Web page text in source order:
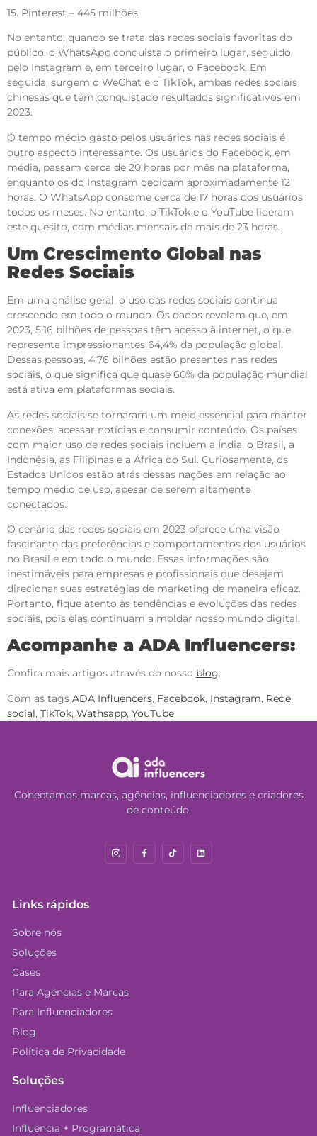
15. Pinterest – 445 milhões
No entanto, quando se trata das redes sociais favoritas do
público, o WhatsApp conquista o primeiro lugar, seguido
pelo Instagram e, em terceiro lugar, o Facebook. Em
seguida, surgem o WeChat e o TikTok, ambas redes sociais
chinesas que têm conquistado resultados significativos em
2023.
O tempo médio gasto pelos usuários nas redes sociais é
outro aspecto interessante. Os usuários do Facebook, em
média, passam cerca de 20 horas por mês na plataforma,
enquanto os do Instagram dedicam aproximadamente 12
horas. O WhatsApp consome cerca de 17 horas dos usuários
todos os meses. No entanto, o TikTok e o YouTube lideram
este quesito, com médias mensais de mais de 23 horas.
Um Crescimento Global nas
Redes Sociais
Em uma análise geral, o uso das redes sociais continua
crescendo em todo o mundo. Os dados revelam que, em
2023, 5,16 bilhões de pessoas têm acesso à internet, o que
representa impressionantes 64,4% da população global.
Dessas pessoas, 4,76 bilhões estão presentes nas redes
sociais, o que significa que quase 60% da população mundial
está ativa em plataformas sociais.
As redes sociais se tornaram um meio essencial para manter
conexões, acessar notícias e consumir conteúdo. Os países
com maior uso de redes sociais incluem a Índia, o Brasil, a
Indonésia, as Filipinas e a África do Sul. Curiosamente, os
Estados Unidos estão atrás dessas nações em relação ao
tempo médio de uso, apesar de serem altamente
conectados.
O cenário das redes sociais em 2023 oferece uma visão
fascinante das preferências e comportamentos dos usuários
no Brasil e em todo o mundo. Essas informações são
inestimáveis para empresas e profissionais que desejam
direcionar suas estratégias de marketing de maneira eficaz.
Portanto, fique atento às tendências e evoluções das redes
sociais, pois elas continuam a moldar nosso mundo digital.
Acompanhe a ADA Influencers:
Confira mais artigos através do nosso blog.
Com as tags ADA Influencers, Facebook, Instagram, Rede
social, TikTok, Wathsapp, YouTube
Conectamos marcas, agências, influenciadores e criadores
de conteúdo.
Links rápidos
Sobre nós
Soluções
Cases
Para Agências e Marcas
Para Influenciadores
Blog
Política de Privacidade
Soluções
Influenciadores
Influência + Programática